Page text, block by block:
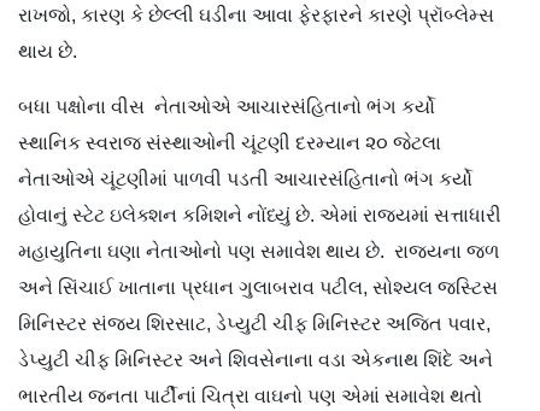
રાખજો, કારણ કે છેલ્લી ઘડીના આવા ફેરફારને કારણે પ્રૉબ્લેમ્સ
થાય છે.
બધા પક્ષોના વીસ નેતાઓએ આચારસંહિતાનો ભંગ કર્યો
સ્થાનિક સ્વરાજ સંસ્થાઓની ચૂંટણી દરમ્યાન ૨૦ જેટલા
નેતાઓએ ચૂંટણીમાં પાળવી પડતી આચારસંહિતાનો ભંગ કર્યો
હોવાનું સ્ટેટ ઇલેક્શન કમિશને નોંધ્યું છે. એમાં રાજ્યમાં સત્તાધારી
મહાયુતિના ઘણા નેતાઓનો પણ સમાવેશ થાય છે. રાજ્યના જળ
અને સિંચાઈ ખાતાના પ્રધાન ગુલાબરાવ પટીલ, સોશ્યલ જસ્ટિસ
મિનિસ્ટર સંજય શિરસાટ, ડેપ્યુટી ચીફ મિનિસ્ટર અજિત પવાર,
ડેપ્યુટી ચીફ મિનિસ્ટર અને શિવસેનાના વડા એકનાથ શિંદે અને
ભારતીય જનતા પાર્ટીનાં ચિત્રા વાઘનો પણ એમાં સમાવેશ થતો